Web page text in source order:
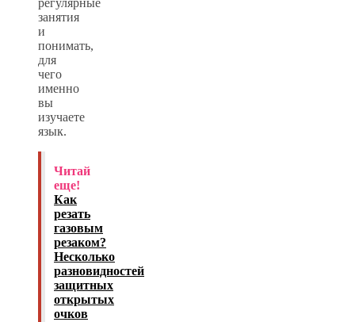
регулярные
занятия
и
понимать,
для
чего
именно
вы
изучаете
язык.
Читай
еще!
Как
резать
газовым
резаком?
Несколько
разновидностей
защитных
открытых
очков